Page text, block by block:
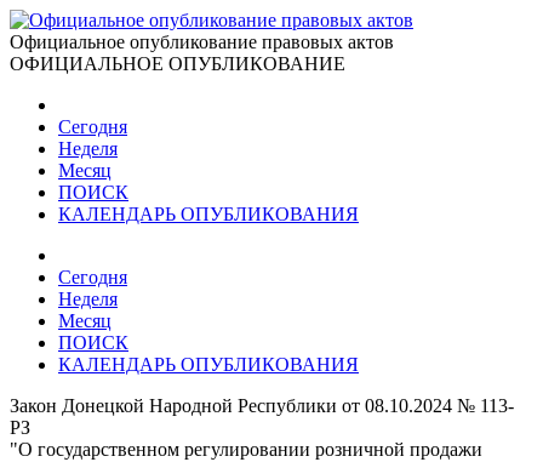
Официальное опубликование правовых актов
ОФИЦИАЛЬНОЕ ОПУБЛИКОВАНИЕ
Сегодня
Неделя
Месяц
ПОИСК
КАЛЕНДАРЬ ОПУБЛИКОВАНИЯ
Сегодня
Неделя
Месяц
ПОИСК
КАЛЕНДАРЬ ОПУБЛИКОВАНИЯ
Закон Донецкой Народной Республики от 08.10.2024 № 113-
РЗ
"О государственном регулировании розничной продажи